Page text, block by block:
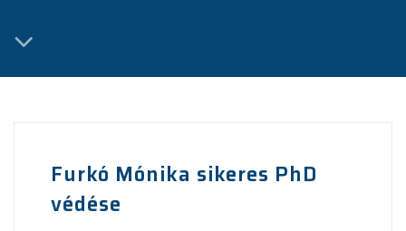
Furkó Mónika sikeres PhD
védése